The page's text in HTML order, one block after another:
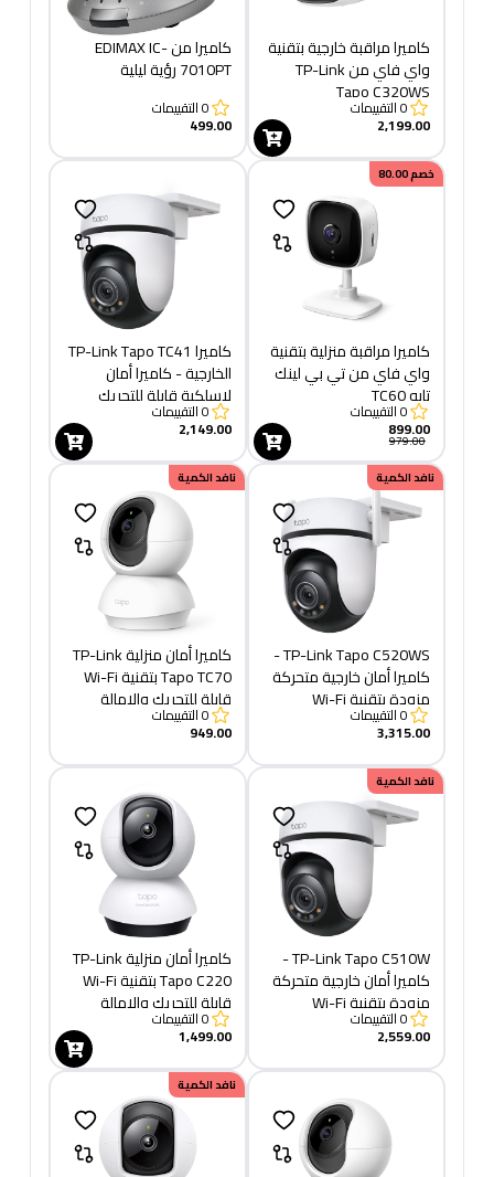
كاميرا مراقبة خارجية بتقنية
واي فاي من TP-Link
Tapo C320WS
0التقييمات
2,199.00
كاميرا من EDIMAX IC-
7010PT رؤية ليلية
0التقييمات
499.00
خصم80.00
كاميرا مراقبة منزلية بتقنية
واي فاي من تي بي لينك
تابو TC60
0التقييمات
899.00
979.00
كاميرا TP-Link Tapo TC41
الخارجية - كاميرا أمان
لاسلكية قابلة للتحريك
والإمالة
0التقييمات
2,149.00
نافد الكمية
TP-Link Tapo C520WS -
كاميرا أمان خارجية متحركة
مزودة بتقنية Wi-Fi
0التقييمات
3,315.00
نافد الكمية
كاميرا أمان منزلية TP-Link
Tapo TC70 بتقنية Wi-Fi
قابلة للتحريك والإمالة
0التقييمات
949.00
نافد الكمية
TP-Link Tapo C510W -
كاميرا أمان خارجية متحركة
مزودة بتقنية Wi-Fi
0التقييمات
2,559.00
كاميرا أمان منزلية TP-Link
Tapo C220 بتقنية Wi-Fi
قابلة للتحريك والإمالة
0التقييمات
1,499.00
نافد الكمية